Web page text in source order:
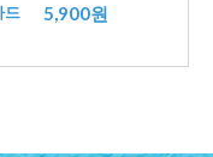
드 5,900원